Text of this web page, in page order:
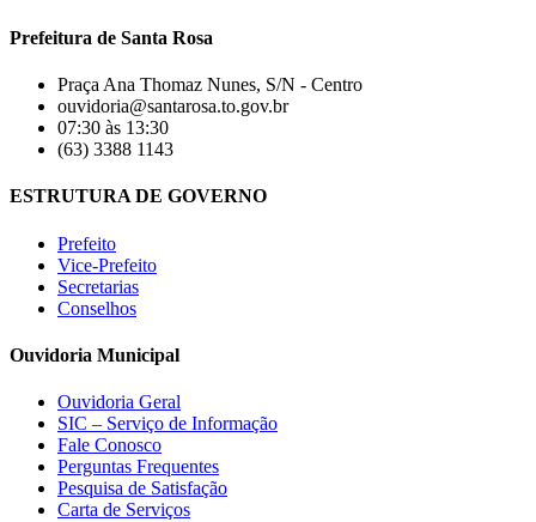
Prefeitura de Santa Rosa
Praça Ana Thomaz Nunes, S/N - Centro
ouvidoria@santarosa.to.gov.br
07:30 às 13:30
(63) 3388 1143
ESTRUTURA DE GOVERNO
Prefeito
Vice-Prefeito
Secretarias
Conselhos
Ouvidoria Municipal
Ouvidoria Geral
SIC – Serviço de Informação
Fale Conosco
Perguntas Frequentes
Pesquisa de Satisfação
Carta de Serviços